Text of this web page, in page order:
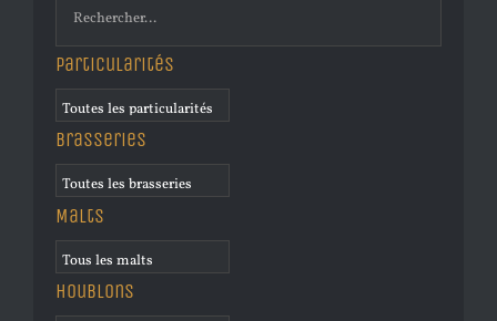
Particularités
Brasseries
Malts
Houblons